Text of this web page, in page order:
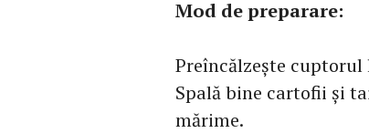
Mod de preparare:
Preîncălzește cuptorul
Spală bine cartofii și
mărime.